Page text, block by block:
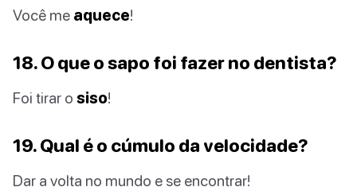
Você me aquece!
18. O que o sapo foi fazer no dentista?
Foi tirar o siso!
19. Qual é o cúmulo da velocidade?
Dar a volta no mundo e se encontrar!